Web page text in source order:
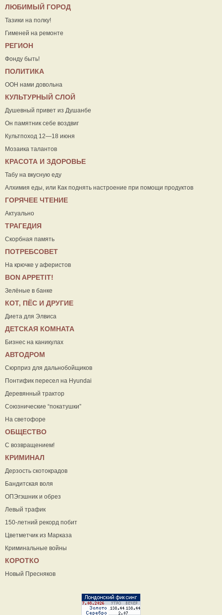
ЛЮБИМЫЙ ГОРОД
Тазики на полку!
Гименей на ремонте
РЕГИОН
Фонду быть!
ПОЛИТИКА
ООН нами довольна
КУЛЬТУРНЫЙ СЛОЙ
Душевный привет из Душанбе
Он памятник себе воздвиг
Культпоход 12—18 июня
Мозаика талантов
КРАСОТА И ЗДОРОВЬЕ
Табу на вкусную еду
Алхимия еды, или Как поднять настроение при помощи продуктов
ГОРЯЧЕЕ ЧТЕНИЕ
Актуально
ТРАГЕДИЯ
Скорбная память
ПОТРЕБСОВЕТ
На крючке у аферистов
ВON APPETIT!
Зелёные в банке
КОТ, ПЁС И ДРУГИЕ
Диета для Элвиса
ДЕТСКАЯ КОМНАТА
Бизнес на каникулах
АВТОДРОМ
Сюрприз для дальнобойщиков
Понтифик пересел на Hyundai
Деревянный трактор
Союзнические “покатушки”
На светофоре
ОБЩЕСТВО
С возвращением!
КРИМИНАЛ
Дерзость скотокрадов
Бандитская воля
ОПЭгэшник и обрез
Левый трафик
150-летний рекорд побит
Цветметчик из Марказа
Криминальные войны
КОРОТКО
Новый Пресняков